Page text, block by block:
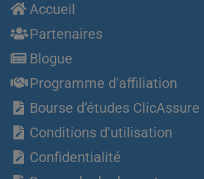
Accueil
Partenaires
Blogue
Programme d'affiliation
Bourse d’études ClicAssure
Conditions d'utilisation
Confidentialité